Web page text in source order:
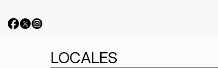
LOCALES